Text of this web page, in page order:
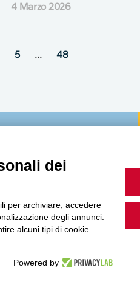
4 Marzo 2026
5 … 48
e webinar.
dei
per archiviare, accedere
degli annunci.
alcuni tipi di cookie.
Powered by